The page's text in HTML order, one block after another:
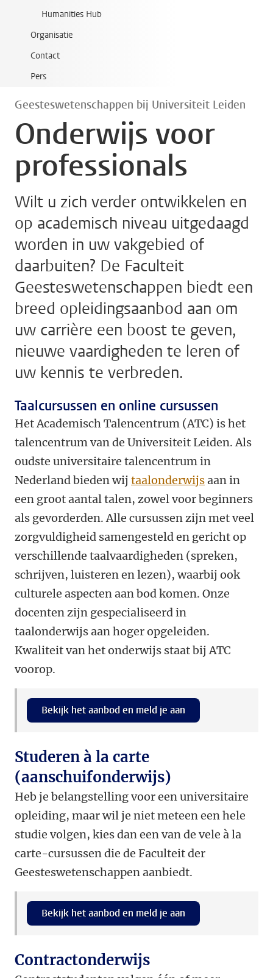
Humanities Hub
Organisatie
Contact
Pers
Geesteswetenschappen bij Universiteit Leiden
Onderwijs voor
professionals
Wilt u zich verder ontwikkelen en
op academisch niveau uitgedaagd
worden in uw vakgebied of
daarbuiten? De Faculteit
Geesteswetenschappen biedt een
breed opleidingsaanbod aan om
uw carrière een boost te geven,
nieuwe vaardigheden te leren of
uw kennis te verbreden.
Taalcursussen en online cursussen
Het Academisch Talencentrum (ATC) is het
talencentrum van de Universiteit Leiden. Als
oudste universitaire talencentrum in
Nederland bieden wij taalonderwijsaan in
een groot aantal talen, zowel voor beginners
als gevorderden. Alle cursussen zijn met veel
zorgvuldigheid samengesteld en gericht op
verschillende taalvaardigheden (spreken,
schrijven, luisteren en lezen), waarbij ook
culturele aspecten aan bod komen. Onze
docenten zijn gespecialiseerd in
taalonderwijs aan hoger opgeleiden.
Kwaliteit van het onderwijs staat bij ATC
voorop.
Bekijk het aanbod en meld je aan
Studeren à la carte
(aanschuifonderwijs)
Heb je belangstelling voor een universitaire
opleiding, maar wil je niet meteen een hele
studie volgen, kies dan een van de vele à la
carte-cursussen die de Faculteit der
Geesteswetenschappen aanbiedt.
Bekijk het aanbod en meld je aan
Contractonderwijs